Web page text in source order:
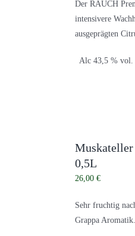
Der RAUCH
intensivere
ausgeprägten
Alc 43,5 % vol.
Muskateller
0,5L
26,00 €
Sehr fruchtig
Grappa